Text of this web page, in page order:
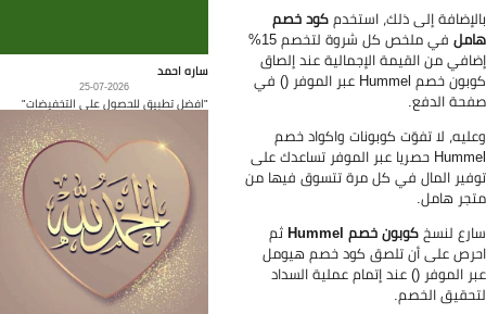
إلى ذلك، استخدمكود خصم
في ملخص كل شروة لتخصم 15%
من القيمة الإجمالية عند إلصاق
كوبون خصم Hummel عبر الموفر () في
الدفع.
لا تفوّت كوبونات واكواد خصم
Hummel حصريا عبر الموفر تساعدك على
المال في كل مرة تتسوق فيها من
هامل.
لنسخكوبون خصم Hummel ثم
على أن تلصق كود خصم هيومل
الموفر () عند إتمام عملية السداد
الخصم.
ساره احمد
25-07-2026
"افضل تطبيق للحصول على التخفيضات"